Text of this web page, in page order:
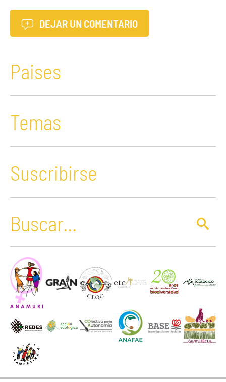
DEJAR UN COMENTARIO
Paises
Temas
Suscribirse